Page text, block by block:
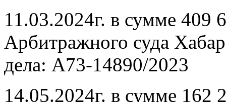
11.03.2024г. в сумме 409
Арбитражного суда
дела: А73-14890/2023
14.05.2024г. в сумме 162